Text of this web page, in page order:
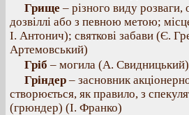
Грище – різного виду розваги,
дозвіллі або з певною метою;
І. Антонич); святкові забави (Є.
Артемовський)
Гріб – могила (А. Свидницький)
Гріндер – засновник
створюється, як правило, з
(грюндер) (І. Франко)